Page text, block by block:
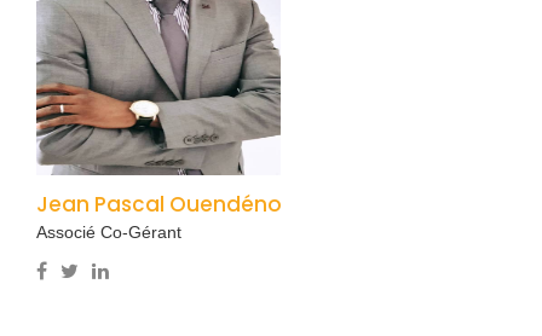
Jean Pascal Ouendéno
Associé Co-Gérant